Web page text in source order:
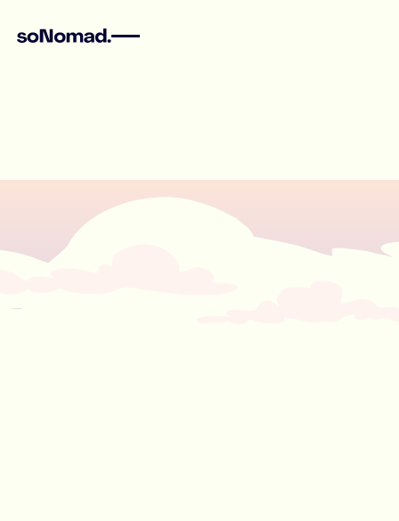
Voici les meilleures
options pour vous